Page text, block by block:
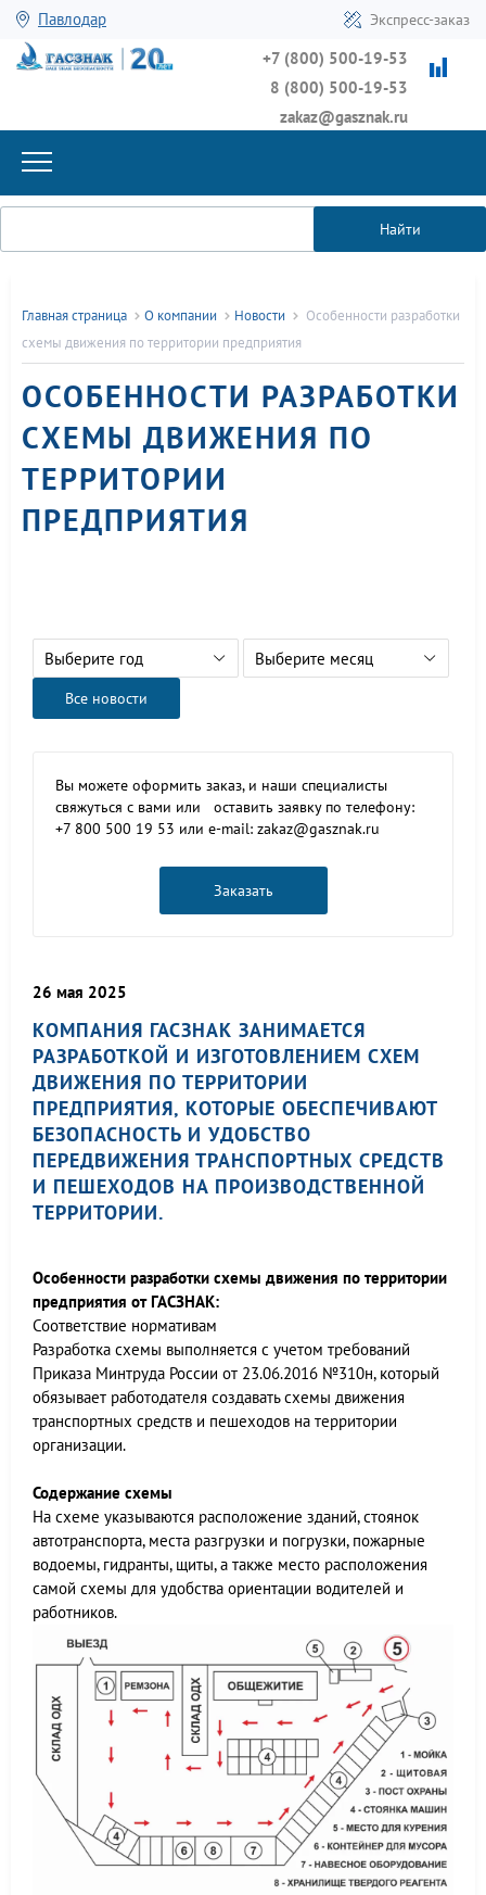
Павлодар Экспресс-заказ
+7 (800) 500-19-53
8 (800) 500-19-53
zakaz@gasznak.ru
Найти
Главная страница О компании Новости
Особенности разработки
схемы движения по территории предприятия
ОСОБЕННОСТИ РАЗРАБОТКИ
СХЕМЫ ДВИЖЕНИЯ ПО
ТЕРРИТОРИИ
ПРЕДПРИЯТИЯ
Выберите год Выберите месяц
Все новости
Вы можете оформить заказ, и наши специалисты
свяжуться с вами или оставить заявку по телефону:
+7 800 500 19 53 или e-mail: zakaz@gasznak.ru
Заказать
26 мая 2025
КОМПАНИЯ ГАСЗНАК ЗАНИМАЕТСЯ
РАЗРАБОТКОЙ И ИЗГОТОВЛЕНИЕМ СХЕМ
ДВИЖЕНИЯ ПО ТЕРРИТОРИИ
ПРЕДПРИЯТИЯ, КОТОРЫЕ ОБЕСПЕЧИВАЮТ
БЕЗОПАСНОСТЬ И УДОБСТВО
ПЕРЕДВИЖЕНИЯ ТРАНСПОРТНЫХ СРЕДСТВ
И ПЕШЕХОДОВ НА ПРОИЗВОДСТВЕННОЙ
ТЕРРИТОРИИ.
Особенности разработки схемы движения по территории
предприятия от ГАСЗНАК:
Соответствие нормативам
Разработка схемы выполняется с учетом требований
Приказа Минтруда России от 23.06.2016 №310н, который
обязывает работодателя создавать схемы движения
транспортных средств и пешеходов на территории
организации.
Содержание схемы
На схеме указываются расположение зданий, стоянок
автотранспорта, места разгрузки и погрузки, пожарные
водоемы, гидранты, щиты, а также место расположения
самой схемы для удобства ориентации водителей и
работников.